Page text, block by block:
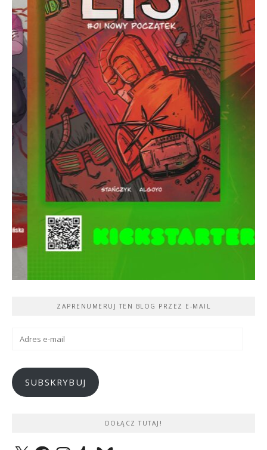
ZAPRENUMERUJ TEN BLOG PRZEZ E-MAIL
Adres
SUBSKRYBUJ
DOŁĄCZ TUTAJ!
X FacebookInstagramTumblrBluesky